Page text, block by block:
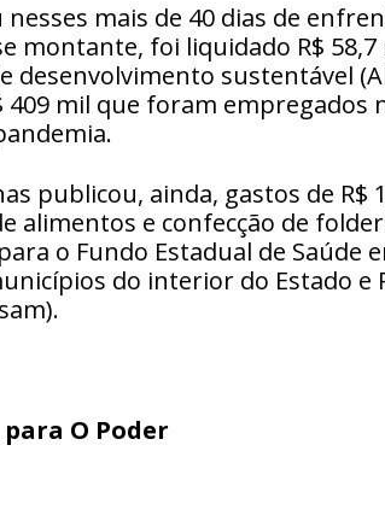
mais de 40 dias de
montante, foi liquidado R$
desenvolvimento sustentável
409 mil que foram empregados
publicou, ainda, gastos de R$
alimentos e confecção de
o Fundo Estadual de Saúde
do interior do Estado e
O Poder